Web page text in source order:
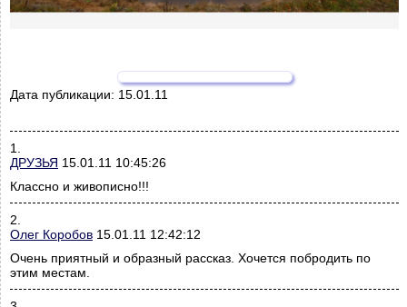
Дата публикации: 15.01.11
1.
ДРУЗЬЯ 15.01.11 10:45:26
Классно и живописно!!!
2.
Олег Коробов 15.01.11 12:42:12
Очень приятный и образный рассказ. Хочется побродить по
этим местам.